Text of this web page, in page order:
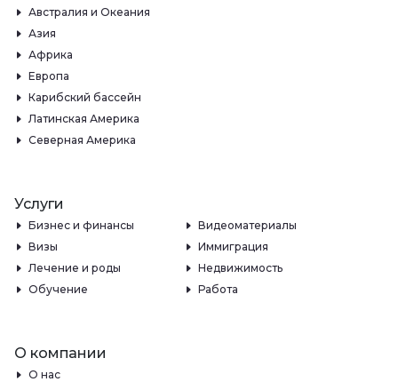
Австралия и Океания
Азия
Африка
Европа
Карибский бассейн
Латинская Америка
Северная Америка
Услуги
Бизнес и финансы
Видеоматериалы
Визы
Иммиграция
Лечение и роды
Недвижимость
Обучение
Работа
О компании
О нас